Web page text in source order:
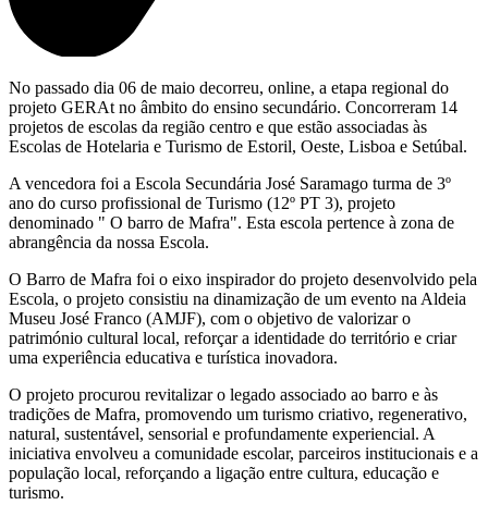
No passado dia 06 de maio decorreu, online, a etapa regional do
projeto GERAt no âmbito do ensino secundário. Concorreram 14
projetos de escolas da região centro e que estão associadas às
Escolas de Hotelaria e Turismo de Estoril, Oeste, Lisboa e Setúbal.
A vencedora foi a Escola Secundária José Saramago turma de 3º
ano do curso profissional de Turismo (12º PT 3), projeto
denominado " O barro de Mafra". Esta escola pertence à zona de
abrangência da nossa Escola.
O Barro de Mafra foi o eixo inspirador do projeto desenvolvido pela
Escola, o projeto consistiu na dinamização de um evento na Aldeia
Museu José Franco (AMJF), com o objetivo de valorizar o
património cultural local, reforçar a identidade do território e criar
uma experiência educativa e turística inovadora.
O projeto procurou revitalizar o legado associado ao barro e às
tradições de Mafra, promovendo um turismo criativo, regenerativo,
natural, sustentável, sensorial e profundamente experiencial. A
iniciativa envolveu a comunidade escolar, parceiros institucionais e a
população local, reforçando a ligação entre cultura, educação e
turismo.